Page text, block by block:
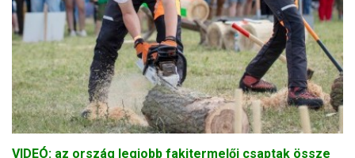
VIDEÓ: az ország legjobb fakitermelői csaptak össze